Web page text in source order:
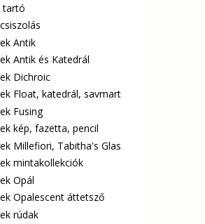
tartó
Antik
Antik és Katedrál
Dichroic
Float, katedrál, savmart
Fusing
kép, fazetta, pencil
Millefiori, Tabitha's Glas
mintakollekciók
Opál
Opalescent áttetsző
rúdak